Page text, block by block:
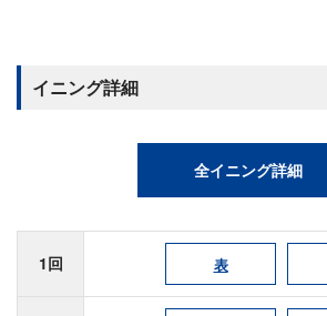
イニング詳細
全イニング詳細
1回 表